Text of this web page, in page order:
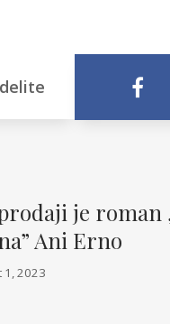
je roman
Ani Erno
1, 2023